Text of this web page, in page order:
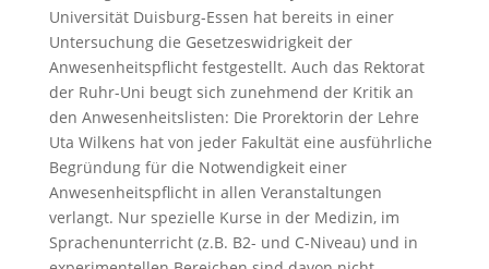
Universität Duisburg-Essen hat bereits in einer
Untersuchung die Gesetzeswidrigkeit der
Anwesenheitspflicht festgestellt. Auch das Rektorat
der Ruhr-Uni beugt sich zunehmend der Kritik an
den Anwesenheitslisten: Die Prorektorin der Lehre
Uta Wilkens hat von jeder Fakultät eine ausführliche
Begründung für die Notwendigkeit einer
Anwesenheitspflicht in allen Veranstaltungen
verlangt. Nur spezielle Kurse in der Medizin, im
Sprachenunterricht (z.B. B2- und C-Niveau) und in